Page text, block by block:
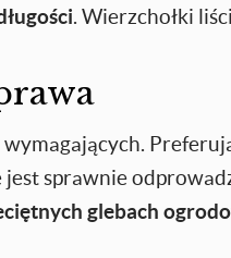
. Wierzchołki
jest sprawnie
glebach